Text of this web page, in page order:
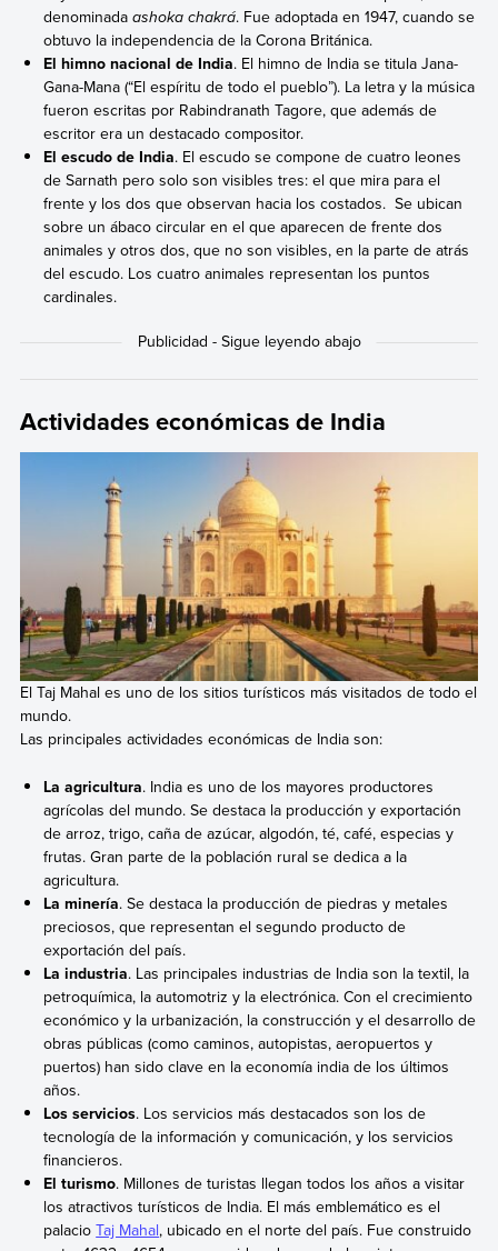
denominadaashoka chakrá. Fue adoptada en 1947, cuando se
obtuvo la independencia de la Corona Británica.
El himno nacional de India. El himno de India se titula Jana-
Gana-Mana (“El espíritu de todo el pueblo”). La letra y la música
fueron escritas por Rabindranath Tagore, que además de
escritor era un destacado compositor.
El escudo de India. El escudo se compone de cuatro leones
de Sarnath pero solo son visibles tres: el que mira para el
frente y los dos que observan hacia los costados. Se ubican
sobre un ábaco circular en el que aparecen de frente dos
animales y otros dos, que no son visibles, en la parte de atrás
del escudo. Los cuatro animales representan los puntos
cardinales.
Actividades económicas de India
El Taj Mahal es uno de los sitios turísticos más visitados de todo el
mundo.
Las principales actividades económicas de India son:
La agricultura. India es uno de los mayores productores
agrícolas del mundo. Se destaca la producción y exportación
de arroz, trigo, caña de azúcar, algodón, té, café, especias y
frutas. Gran parte de la población rural se dedica a la
agricultura.
La minería. Se destaca la producción de piedras y metales
preciosos, que representan el segundo producto de
exportación del país.
La industria. Las principales industrias de India son la textil, la
petroquímica, la automotriz y la electrónica. Con el crecimiento
económico y la urbanización, la construcción y el desarrollo de
obras públicas (como caminos, autopistas, aeropuertos y
puertos) han sido clave en la economía india de los últimos
años.
Los servicios. Los servicios más destacados son los de
tecnología de la información y comunicación, y los servicios
financieros.
El turismo. Millones de turistas llegan todos los años a visitar
los atractivos turísticos de India. El más emblemático es el
palacioTaj Mahal, ubicado en el norte del país. Fue construido